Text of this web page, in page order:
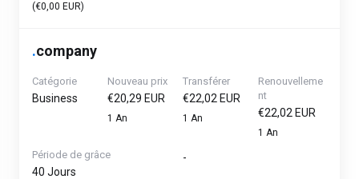
(€0,00 EUR)
.company
Catégorie
Business
Nouveau prix
€20,29 EUR
1 An
Transférer
€22,02 EUR
1 An
Renouvelleme
nt
€22,02 EUR
1 An
Période de grâce
40 Jours
-